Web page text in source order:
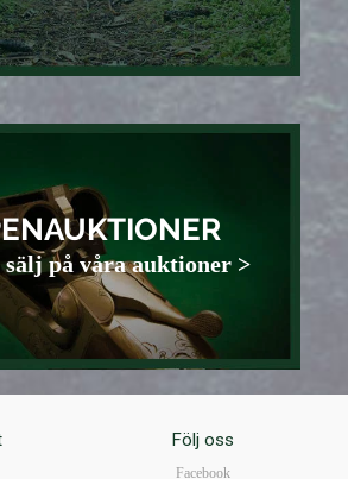
sälj på våra auktioner >
Följ oss
Facebook